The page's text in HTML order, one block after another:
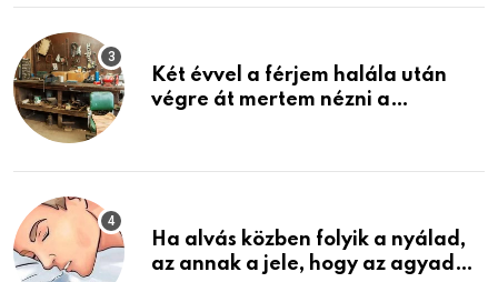
Két évvel a férjem halála után
végre át mertem nézni a
életemet
Ha alvás közben folyik a nyálad,
az annak a jele, hogy az agyad…